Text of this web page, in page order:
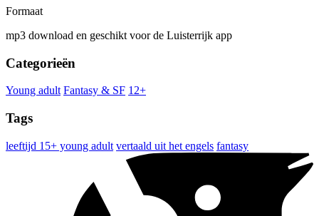
Formaat
mp3 download en geschikt voor de Luisterrijk app
Categorieën
Young adult Fantasy & SF 12+
Tags
leeftijd 15+ young adult vertaald uit het engels fantasy